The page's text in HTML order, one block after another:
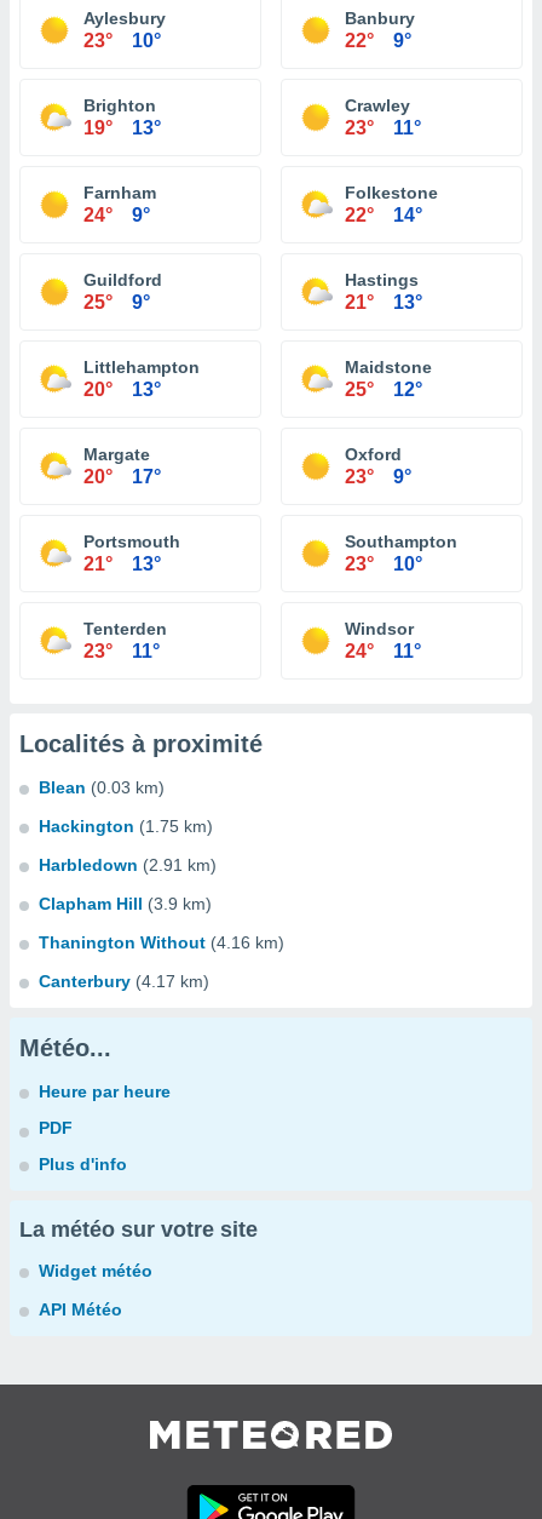
Aylesbury
23° 10°
Banbury
22° 9°
Brighton
19° 13°
Crawley
23° 11°
Farnham
24° 9°
Folkestone
22° 14°
Guildford
25° 9°
Hastings
21° 13°
Littlehampton
20° 13°
Maidstone
25° 12°
Margate
20° 17°
Oxford
23° 9°
Portsmouth
21° 13°
Southampton
23° 10°
Tenterden
23° 11°
Windsor
24° 11°
Localités à proximité
Blean (0.03 km)
Hackington (1.75 km)
Harbledown (2.91 km)
Clapham Hill (3.9 km)
Thanington Without (4.16 km)
Canterbury (4.17 km)
Météo...
Heure par heure
PDF
Plus d'info
La météo sur votre site
Widget météo
API Météo